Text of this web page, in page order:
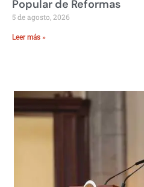
Popular de Reformas
5 de agosto, 2026
Leer más »